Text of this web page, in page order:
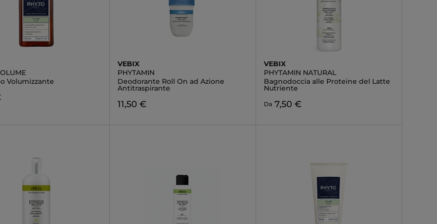
Volumizzante
VEBIX
PHYTAMIN
Deodorante Roll On ad Azione
Antitraspirante
11,50 €
VEBIX
PHYTAMIN NATURAL
Bagnodoccia alle Proteine del Latte
Nutriente
Da 7,50 €